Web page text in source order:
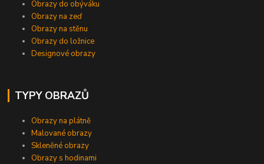
Obrazy do obýváku
Obrazy na zeď
Obrazy na stěnu
Obrazy do ložnice
Designové obrazy
TYPY OBRAZŮ
Obrazy na plátně
Malované obrazy
Skleněné obrazy
Obrazy s hodinami